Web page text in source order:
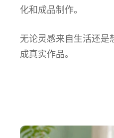
化和成品制作。
无论灵感来自生活还是
成真实作品。